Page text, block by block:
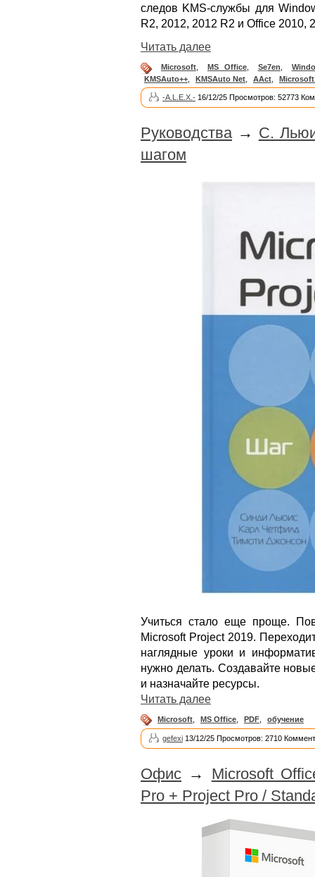
следов KMS-службы для
R2, 2012, 2012 R2 и Office 2010,
Читать далее
Microsoft, MS Office, Se7en,
KMSAuto++
KMSAuto Net AAct
-A.L.E.X.- 16/12/25 Просмотров: 52773
Руководства → С.
шагом
Учиться стало еще проще.
Microsoft Project 2019.
наглядные уроки и
нужно делать. Создавайте
и назначайте ресурсы.
Читать далее
Microsoft MS Office PDF обучение
gefexi 13/12/25 Просмотров: 2710
Офис → Microsoft
Pro + Project Pro /